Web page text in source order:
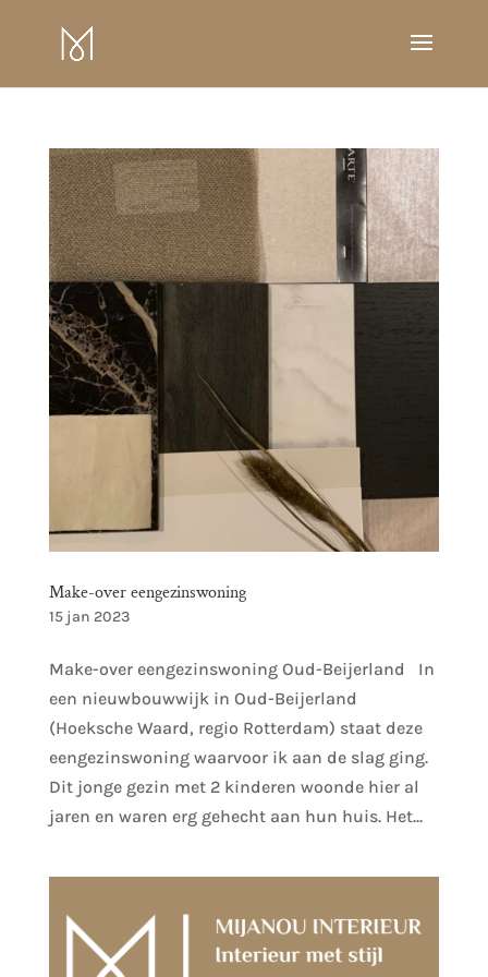
Make-over eengezinswoning
15 jan 2023
Make-over eengezinswoning Oud-Beijerland In
een nieuwbouwwijk in Oud-Beijerland
(Hoeksche Waard, regio Rotterdam) staat deze
eengezinswoning waarvoor ik aan de slag ging.
Dit jonge gezin met 2 kinderen woonde hier al
jaren en waren erg gehecht aan hun huis. Het...